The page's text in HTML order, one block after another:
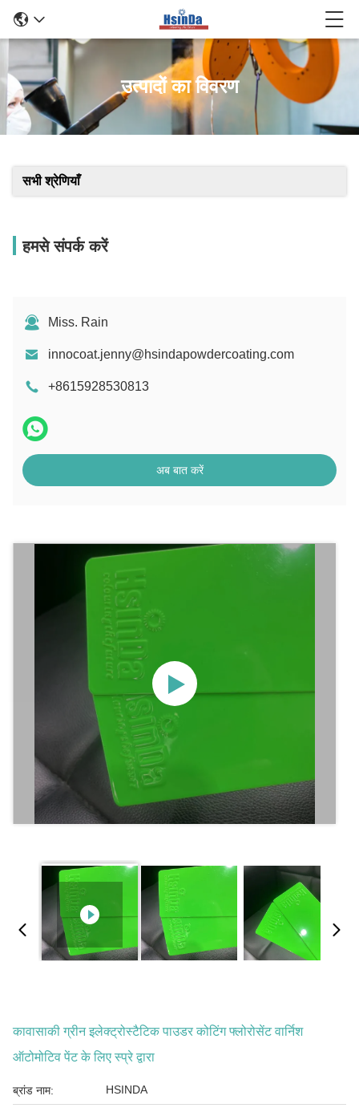
उत्पादों का विवरण
सभी श्रेणियाँ
हमसे संपर्क करें
Miss. Rain
innocoat.jenny@hsindapowdercoating.com
+8615928530813
अब बात करें
कावासाकी ग्रीन इलेक्ट्रोस्टैटिक पाउडर कोटिंग फ्लोरोसेंट वार्निश
ऑटोमोटिव पेंट के लिए स्प्रे द्वारा
ब्रांड नाम: HSINDA